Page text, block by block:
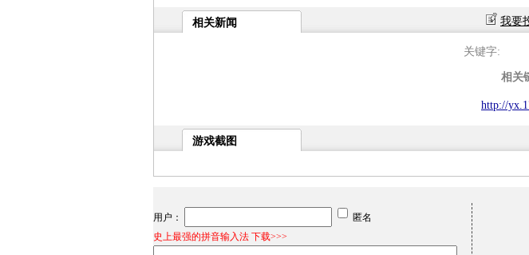
相关新闻 我要
关键字:
相关
http://
游戏截图
用户：
匿名
史上最强的拼音输入法 下载>>>